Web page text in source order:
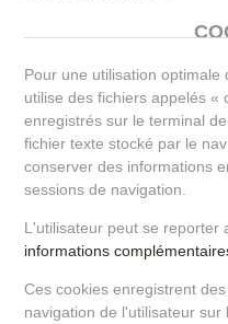
Pour une utilisation
utilise des fichiers appelés «
enregistrés sur le terminal
fichier texte stocké par le
conserver des informations
sessions de navigation.
L'utilisateur peut se reporter
informations
Ces cookies enregistrent
navigation de l'utilisateur sur